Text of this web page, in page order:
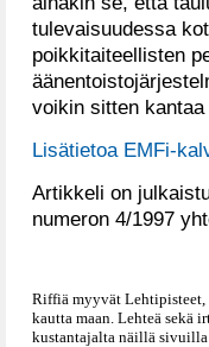
tulevaisuudessa
poikkitaiteellisten
voikin sitten
Lisätietoa EMFi-
Artikkeli on
numeron 4/1997
Riffiä myyvät
kautta maan. Lehteä sekä
kustantajalta näillä